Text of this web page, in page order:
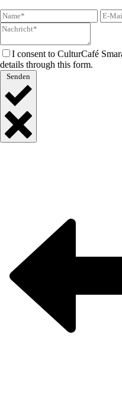
I consent to CulturCafé
details through this form.
Senden